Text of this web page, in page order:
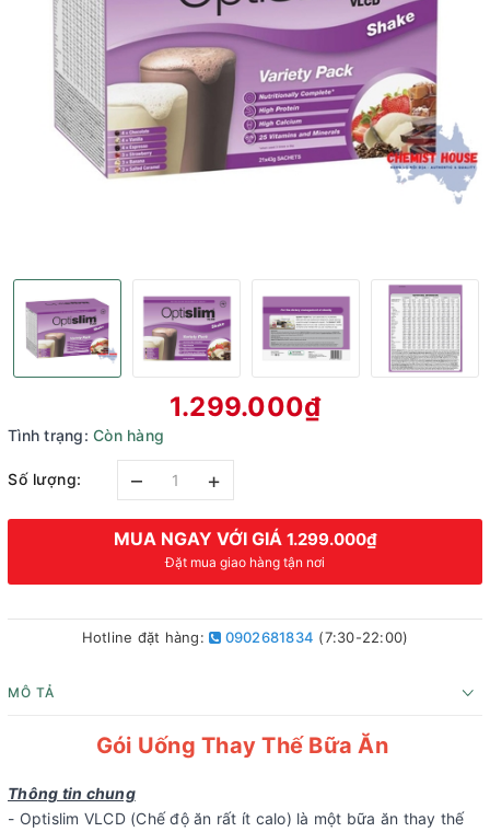
1.299.000₫
Tình trạng: Còn hàng
Số lượng: – +
MUA NGAY VỚI GIÁ 1.299.000₫
Đặt mua giao hàng tận nơi
Hotline đặt hàng: 0902681834 (7:30-22:00)
MÔ TẢ
Gói Uống Thay Thế Bữa Ăn
Thông tin chung
- Optislim VLCD (Chế độ ăn rất ít calo) là một bữa ăn thay thế